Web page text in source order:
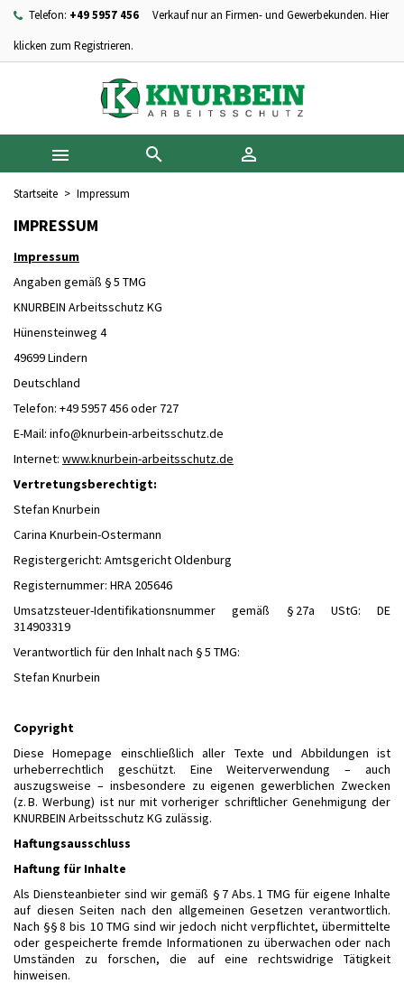
Telefon: +49 5957 456
Verkauf nur an Firmen- und Gewerbekunden. Hier
klicken zum Registrieren.
  
Startseite Impressum
IMPRESSUM
Impressum
Angaben gemäß § 5 TMG
KNURBEIN Arbeitsschutz KG
Hünensteinweg 4
49699 Lindern
Deutschland
Telefon: +49 5957 456 oder 727
E-Mail: info@knurbein-arbeitsschutz.de
Internet: www.knurbein-arbeitsschutz.de
Vertretungsberechtigt:
Stefan Knurbein
Carina Knurbein-Ostermann
Registergericht: Amtsgericht Oldenburg
Registernummer: HRA 205646
Umsatzsteuer-Identifikationsnummer gemäß § 27a UStG: DE
314903319
Verantwortlich für den Inhalt nach § 5 TMG:
Stefan Knurbein
Copyright
Diese Homepage einschließlich aller Texte und Abbildungen ist
urheberrechtlich geschützt. Eine Weiterverwendung – auch
auszugsweise – insbesondere zu eigenen gewerblichen Zwecken
(z. B. Werbung) ist nur mit vorheriger schriftlicher Genehmigung der
KNURBEIN Arbeitsschutz KG zulässig.
Haftungsausschluss
Haftung für Inhalte
Als Diensteanbieter sind wir gemäß § 7 Abs. 1 TMG für eigene Inhalte
auf diesen Seiten nach den allgemeinen Gesetzen verantwortlich.
Nach §§ 8 bis 10 TMG sind wir jedoch nicht verpflichtet, übermittelte
oder gespeicherte fremde Informationen zu überwachen oder nach
Umständen zu forschen, die auf eine rechtswidrige Tätigkeit
hinweisen.
Ihre Wunschlisten ×
Neue Liste anlegen
((modalTitle)) ×
((confirmMessage))
((cancelText)) ((modalDeleteText))
Wunschliste erstellen ×
Name der Wunschliste
Abbrechen Wunschliste erstellen
Anmelden ×
Sie müssen angemeldet sein, um Artikel Ihrer Wunschliste
hinzufügen zu können.
Abbrechen